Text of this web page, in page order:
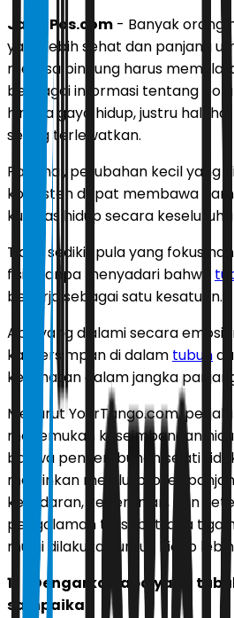
JawaPos.com - Banyak orang
yang lebih sehat dan panjang
merasa bingung harus memulai
berbagai informasi tentang
hingga gaya hidup, justru hal-
sering terlewatkan.
Padahal, perubahan kecil yang
konsisten dapat membawa
kualitas hidup secara
Tidak sedikit pula yang fokus
fisik, tanpa menyadari bahwa
bekerja sebagai satu kesatuan.
Apa yang dialami secara
kali tersimpan di dalam tubuh
kesehatan dalam jangka
Menurut YourTango.com,
menemukan keseimbangan
bahwa penyembuhan sejati
melainkan melalui proses
kesadaran, keberanian, dan
pengalaman tersebut, ada tiga
mulai dilakukan untuk hidup
1.
Dengarkan apa yang
sampaikan